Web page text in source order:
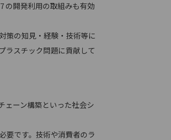
の開発利用の取組みも有効
策の知見・経験・技術等に
ラスチック問題に貢献して
ェーン構築といった社会シ
要です。技術や消費者のラ